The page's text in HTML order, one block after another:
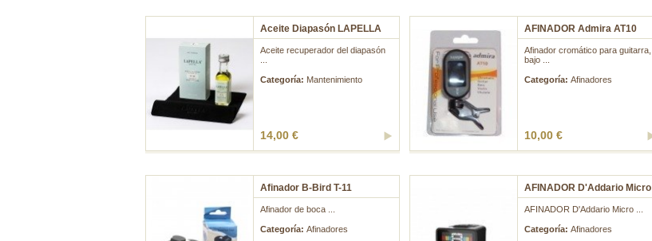
Aceite Diapasón LAPELLA
Aceite recuperador del diapasón
Categoría: Mantenimiento
14,00 €
AFINADOR Admira AT10
Afinador cromático para guitarra,
bajo ...
Categoría: Afinadores
10,00 €
Afinador B-Bird T-11
Afinador de boca ...
Categoría: Afinadores
AFINADOR D'Addario Micro
AFINADOR D'Addario Micro ...
Categoría: Afinadores